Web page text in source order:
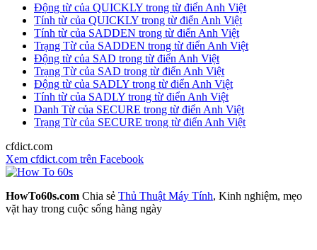
Động từ của QUICKLY trong từ điển Anh Việt
Tính từ của QUICKLY trong từ điển Anh Việt
Tính từ của SADDEN trong từ điển Anh Việt
Trạng Từ của SADDEN trong từ điển Anh Việt
Động từ của SAD trong từ điển Anh Việt
Trạng Từ của SAD trong từ điển Anh Việt
Động từ của SADLY trong từ điển Anh Việt
Tính từ của SADLY trong từ điển Anh Việt
Danh Từ của SECURE trong từ điển Anh Việt
Trạng Từ của SECURE trong từ điển Anh Việt
cfdict.com
Xem cfdict.com trên Facebook
HowTo60s.com Chia sẻ Thủ Thuật Máy Tính, Kinh nghiệm, mẹo
vặt hay trong cuộc sống hàng ngày